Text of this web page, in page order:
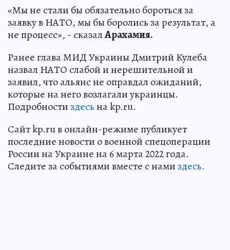
«Мы не стали бы обязательно бороться за
заявку в НАТО, мы бы боролись за результат, а
не процесс», - сказалАрахамия.
Ранее глава МИД Украины Дмитрий Кулеба
назвал НАТО слабой и нерешительной и
заявил, что альянс не оправдал ожиданий,
которые на него возлагали украинцы.
Подробности здесьна kp.ru.
Сайт kp.ru в онлайн-режиме публикует
последние новости о военной спецоперации
России на Украине на 6 марта 2022 года.
Следите за событиями вместе с нами здесь.